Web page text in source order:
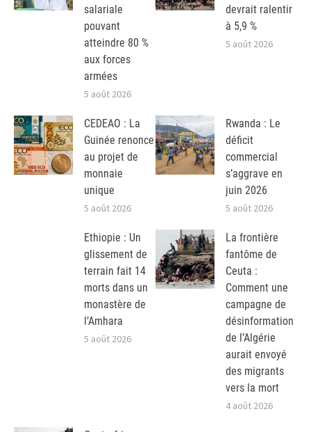
salariale
pouvant
atteindre 80 %
aux forces
armées
5 août 2026
devrait ralentir
à 5,9 %
5 août 2026
CEDEAO : La
Guinée renonce
au projet de
monnaie
unique
5 août 2026
Rwanda : Le
déficit
commercial
s’aggrave en
juin 2026
5 août 2026
Ethiopie : Un
glissement de
terrain fait 14
morts dans un
monastère de
l’Amhara
5 août 2026
La frontière
fantôme de
Ceuta :
Comment une
campagne de
désinformation
de l’Algérie
aurait envoyé
des migrants
vers la mort
4 août 2026